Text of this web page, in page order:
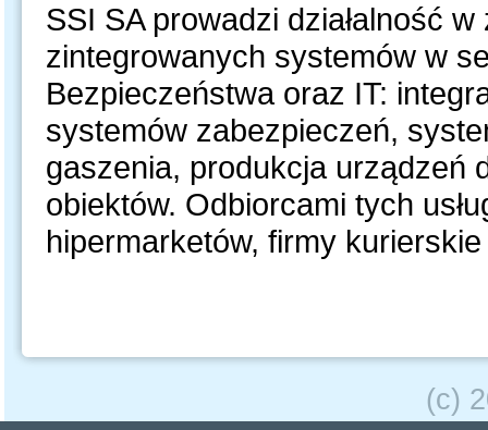
SSI SA prowadzi działalność
zintegrowanych systemów w
Bezpieczeństwa oraz IT:
systemów zabezpieczeń,
gaszenia, produkcja urządzeń
obiektów. Odbiorcami tych
hipermarketów, firmy kurierskie
(c)